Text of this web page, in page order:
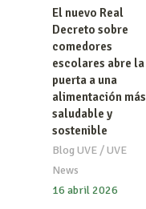
El nuevo Real
Decreto sobre
comedores
escolares abre la
puerta a una
alimentación más
saludable y
sostenible
Blog UVE/UVE
News
16 abril 2026